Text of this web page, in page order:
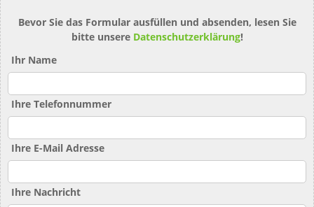
Bevor Sie das Formular ausfüllen und absenden, lesen Sie
bitte unsere Datenschutzerklärung!
Ihr Name
Ihre Telefonnummer
Ihre E-Mail Adresse
Ihre Nachricht